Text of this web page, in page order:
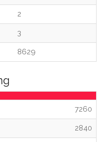
2
3
8629
7260
2840